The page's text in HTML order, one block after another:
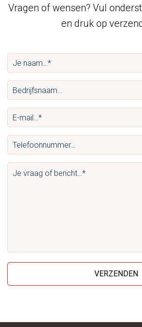
Vragen of wensen? Vul
en druk op
naam…
(Vereist)
Bedrijfsnaam…
E-
mail…
(Vereist)
Telefoonnummer…